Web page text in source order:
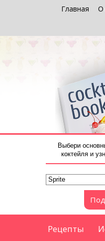
Главная О
Выбери
коктейля и
Рецепты